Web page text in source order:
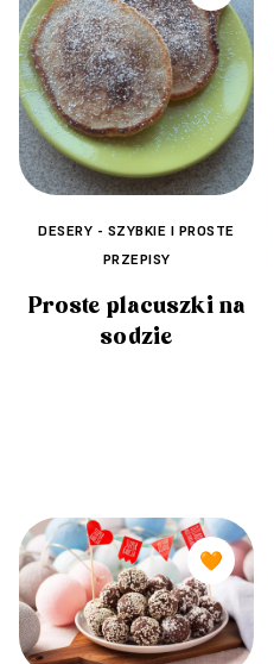
DESERY - SZYBKIE I PROSTE
PRZEPISY
Proste placuszki na
sodzie
🧡